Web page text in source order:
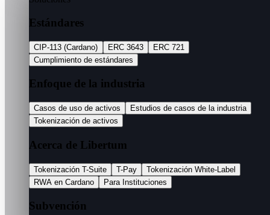
Estándares
CIP-113 (Cardano) ERC 3643
ERC 721
Cumplimiento de estándares
Enfoque de la industria
Casos de uso de activos
Estudios de casos de la industria
Tokenización de activos
Acerca de Libertum
Tokenización T-Suite T-Pay
Tokenización White-Label
RWA en Cardano
Para Instituciones
Subvención